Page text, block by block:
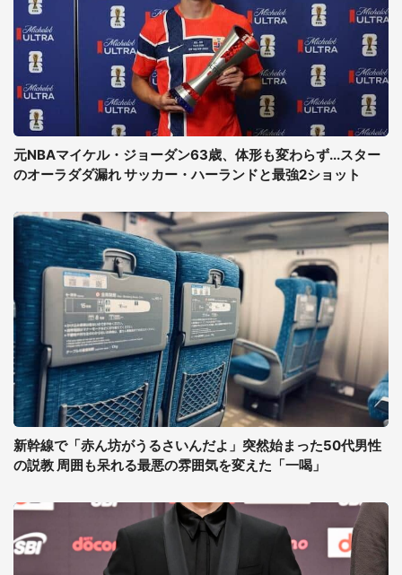
元NBAマイケル・ジョーダン63歳、体形も変わらず...スター
のオーラダダ漏れ サッカー・ハーランドと最強2ショット
新幹線で「赤ん坊がうるさいんだよ」突然始まった50代男性
の説教 周囲も呆れる最悪の雰囲気を変えた「一喝」